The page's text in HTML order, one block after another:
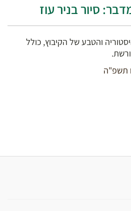
סיור בניר עוז
והטבע של הקיבוץ, כולל